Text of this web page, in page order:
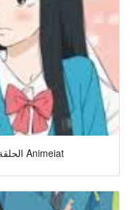
Kimi Ni Todoke الحلقة 6 مترجمة Animeiat